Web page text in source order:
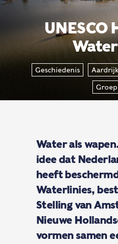
Steun ons
Tickets
UNESCO
Geschiedenis
Water als
idee dat
heeft
Waterlinies,
Stelling van
Nieuwe
vormen samen